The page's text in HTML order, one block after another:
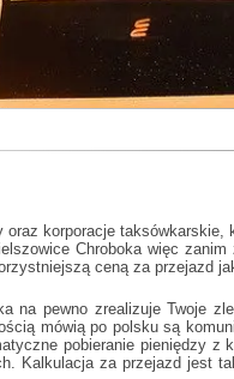
korporacje
Chroboka więc zanim
ceną za przejazd
na pewno zrealizuje Twoje
mówią po polsku są
pobieranie pieniędzy
Kalkulacja za przejazd jest